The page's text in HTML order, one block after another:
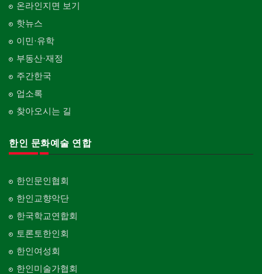
온라인지면 보기
핫뉴스
이민·유학
부동산·재정
주간한국
업소록
찾아오시는 길
한인 문화예술 연합
한인문인협회
한인교향악단
한국학교연합회
토론토한인회
한인여성회
한인미술가협회